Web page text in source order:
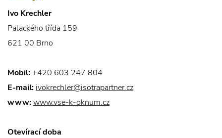
Ivo Krechler
Palackého třída 159
621 00 Brno
Mobil: +420 603 247 804
E-mail: ivokrechler@isotrapartner.cz
www:www.vse-k-oknum.cz
Otevírací doba